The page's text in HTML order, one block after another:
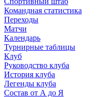
Командная статистика
Переходы
Матчи
Календарь
Турнирные таблицы
Клуб
Руководство клуба
История клуба
Легенды клуба
Состав от А до Я